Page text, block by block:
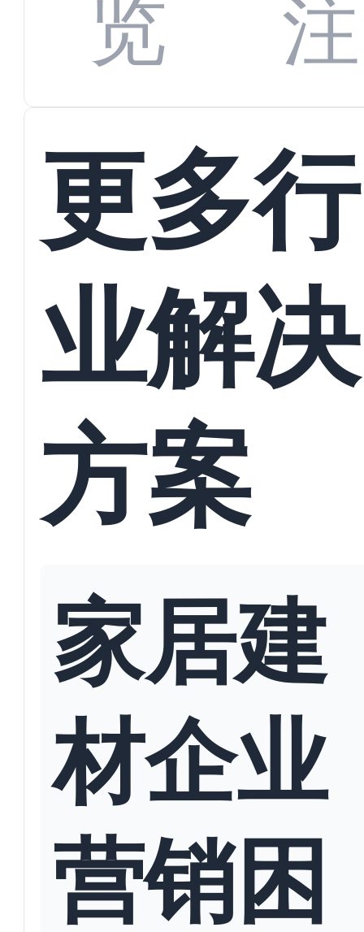
蜕变
接
览
注
更多行
业解决
方案
家居建
材企业
营销困